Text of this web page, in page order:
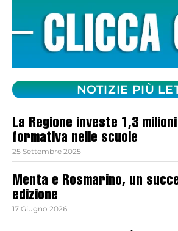
NOTIZIE PIÙ
La Regione investe 1,3
formativa nelle scuole
25 Settembre 2025
Menta e Rosmarino, un
edizione
17 Giugno 2026